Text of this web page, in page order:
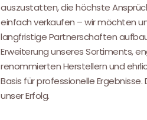
auszustatten, die höchste
einfach verkaufen – wir möchten
langfristige Partnerschaften
Erweiterung unseres Sortiments,
renommierten Herstellern und
Basis für professionelle Ergebnisse.
unser Erfolg.